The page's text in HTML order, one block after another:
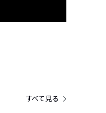
すべて見る